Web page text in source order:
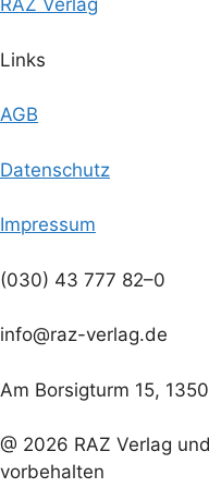
RAZ Verlag
Links
AGB
Datenschutz
Impressum
(030) 43 777 82–0
info@raz-verlag.de
Am Borsigturm 15,
@ 2026 RAZ Verlag
vorbehalten